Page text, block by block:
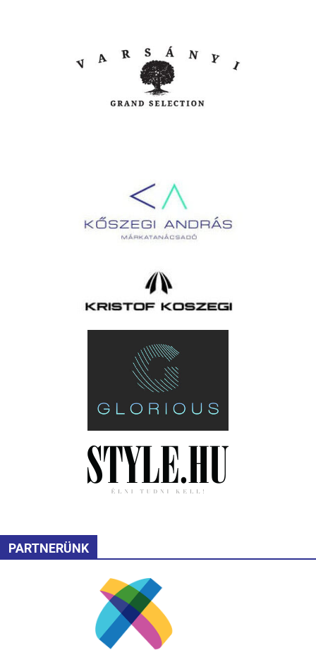
PARTNERÜNK